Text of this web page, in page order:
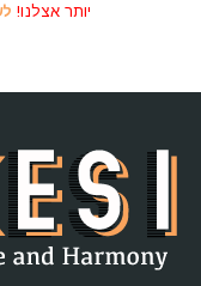
יותר אצלנו!